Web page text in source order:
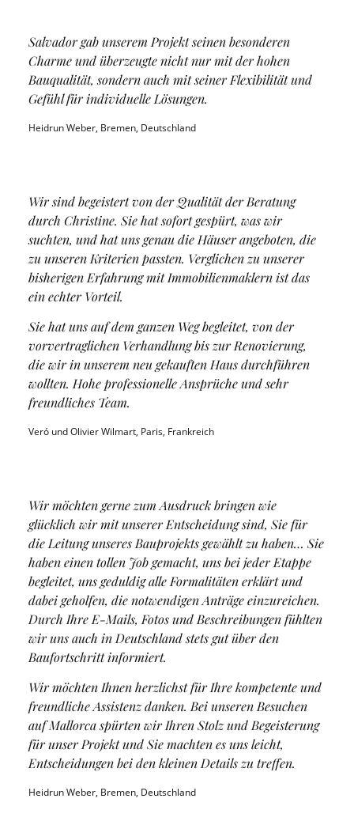
Salvador gab unserem Projekt seinen besonderen
Charme und überzeugte nicht nur mit der hohen
Bauqualität, sondern auch mit seiner Flexibilität und
Gefühl für individuelle Lösungen.
Heidrun Weber, Bremen, Deutschland
Wir sind begeistert von der Qualität der Beratung
durch Christine. Sie hat sofort gespürt, was wir
suchten, und hat uns genau die Häuser angeboten, die
zu unseren Kriterien passten. Verglichen zu unserer
bisherigen Erfahrung mit Immobilienmaklern ist das
ein echter Vorteil.
Sie hat uns auf dem ganzen Weg begleitet, von der
vorvertraglichen Verhandlung bis zur Renovierung,
die wir in unserem neu gekauften Haus durchführen
wollten. Hohe professionelle Ansprüche und sehr
freundliches Team.
Veró und Olivier Wilmart, Paris, Frankreich
Wir möchten gerne zum Ausdruck bringen wie
glücklich wir mit unserer Entscheidung sind, Sie für
die Leitung unseres Bauprojekts gewählt zu haben… Sie
haben einen tollen Job gemacht, uns bei jeder Etappe
begleitet, uns geduldig alle Formalitäten erklärt und
dabei geholfen, die notwendigen Anträge einzureichen.
Durch Ihre E-Mails, Fotos und Beschreibungen fühlten
wir uns auch in Deutschland stets gut über den
Baufortschritt informiert.
Wir möchten Ihnen herzlichst für Ihre kompetente und
freundliche Assistenz danken. Bei unseren Besuchen
auf Mallorca spürten wir Ihren Stolz und Begeisterung
für unser Projekt und Sie machten es uns leicht,
Entscheidungen bei den kleinen Details zu treffen.
Heidrun Weber, Bremen, Deutschland